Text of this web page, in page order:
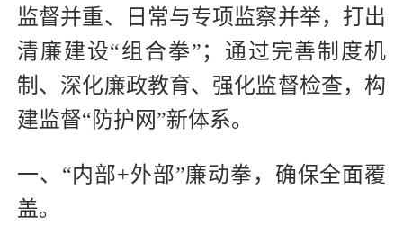
监督并重、日常与专项监察并举，打出
清廉建设“组合拳”；通过完善制度机
制、深化廉政教育、强化监督检查，构
建监督“防护网”新体系。
一、“内部+外部”廉动拳，确保全面覆
盖。